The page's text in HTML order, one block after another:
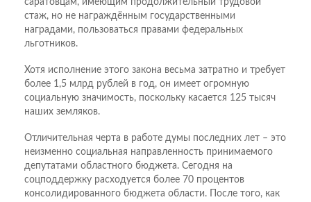
саратовцам, имеющим продолжительный трудовой
стаж, но не награждённым государственными
наградами, пользоваться правами федеральных
льготников.
Хотя исполнение этого закона весьма затратно и требует
более 1,5 млрд рублей в год, он имеет огромную
социальную значимость, поскольку касается 125 тысяч
наших земляков.
Отличительная черта в работе думы последних лет – это
неизменно социальная направленность принимаемого
депутатами областного бюджета. Сегодня на
соцподдержку расходуется более 70 процентов
консолидированного бюджета области. После того, как